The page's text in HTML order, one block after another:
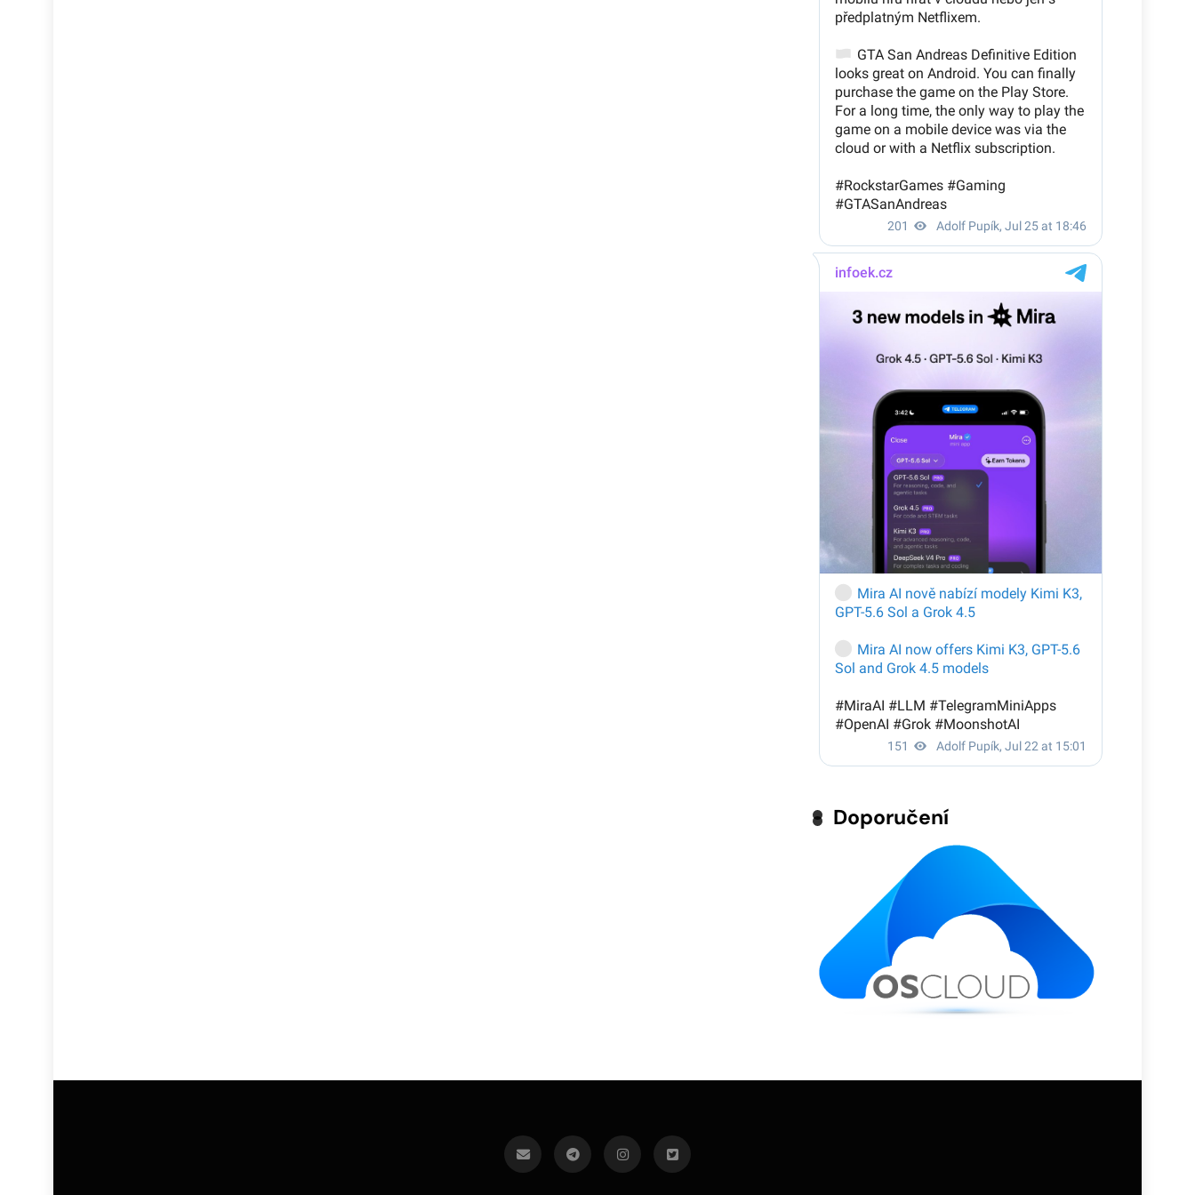
Doporučení